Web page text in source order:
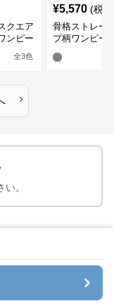
クエア
ンピー
全3色
¥5,570 (税
骨格ストレー
プ柄ワンピー
›
。
け予定
ります